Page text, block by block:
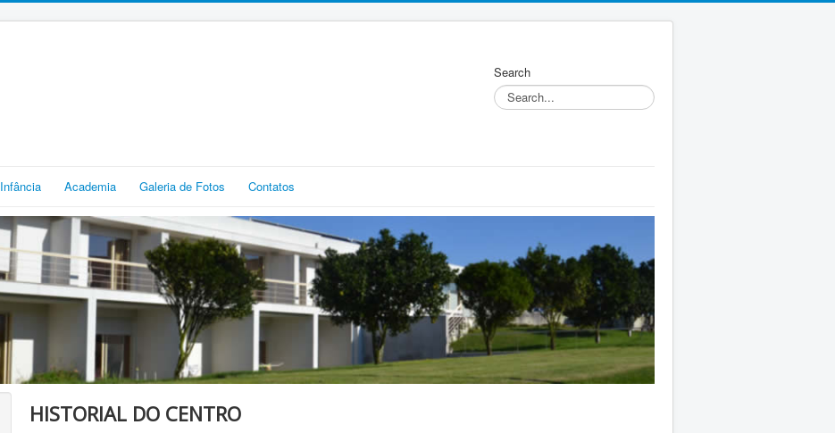
Search
Infância Academia Galeria de Fotos Contatos
HISTORIAL DO CENTRO